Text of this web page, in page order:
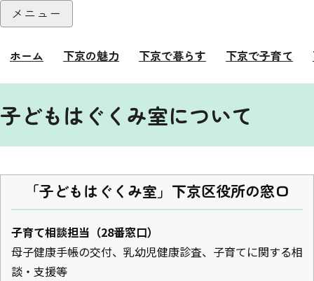
本文へ
メニュー
ホーム 下京の魅力 下京で暮らす 下京で子育て
子どもはぐくみ室について
「子どもはぐくみ室」下京区役所の窓口
子育て相談担当（28番窓口）
母子健康手帳の交付、乳幼児健康診査、子育てに関する相
談・支援等